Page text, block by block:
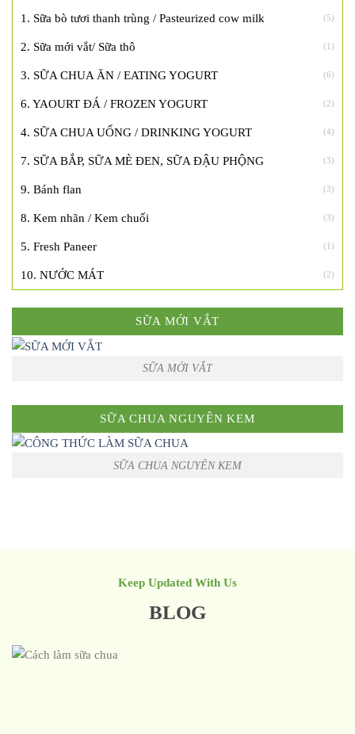
1. Sữa bò tươi thanh trùng / Pasteurized cow milk (5)
2. Sữa mới vắt/ Sữa thô (1)
3. SỮA CHUA ĂN / EATING YOGURT (6)
6. YAOURT ĐÁ / FROZEN YOGURT (2)
4. SỮA CHUA UỐNG / DRINKING YOGURT (4)
7. SỮA BẮP, SỮA MÈ ĐEN, SỮA ĐẬU PHỘNG (3)
9. Bánh flan (3)
8. Kem nhãn / Kem chuối (3)
5. Fresh Paneer (1)
10. NƯỚC MÁT (2)
SỮA MỚI VẮT
SỮA MỚI VẮT
SỮA CHUA NGUYÊN KEM
SỮA CHUA NGUYÊN KEM
Keep Updated With Us
BLOG